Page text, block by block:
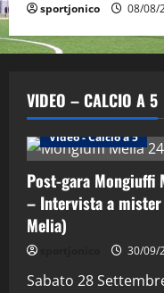
sportjonico 08/08/
VIDEO – CALCIO A 5
Altri Sport Calcio
Video - Calcio a 5
Post-gara Mongiuffi
– Intervista a
Melia)
30/09/
Sabato 28